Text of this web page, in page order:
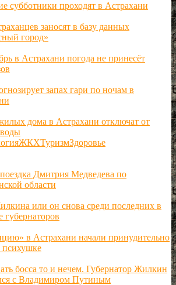
субботники проходят в Астрахани
заносят в базу данных
город»
в Астрахани погода не принесёт
запах гари по ночам в
дома в Астрахани отключат от
ЖКХТуризмЗдоровье
Дмитрия Медведева по
области
или он снова среди последних в
губернаторов
в Астрахани начали принудительно
психушке
босса то и нечем. Губернатор Жилкин
с Владимиром Путиным